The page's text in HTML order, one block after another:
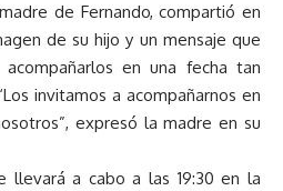
de Fernando, compartió en
de su hijo y un mensaje que
en una fecha tan
invitamos a acompañarnos en
expresó la madre en su
llevará a cabo a las 19:30 en la